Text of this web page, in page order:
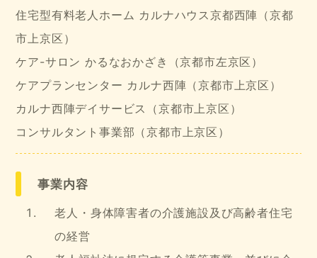
住宅型有料老人ホーム カルナハウス京都西陣（京都
市上京区）
ケア-サロン かるなおかざき（京都市左京区）
ケアプランセンター カルナ西陣（京都市上京区）
カルナ西陣デイサービス（京都市上京区）
コンサルタント事業部（京都市上京区）
事業内容
老人・身体障害者の介護施設及び高齢者住宅
の経営